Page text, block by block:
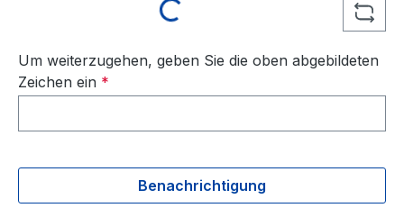
Loading...
Um weiterzugehen, geben Sie die oben abgebildeten
Zeichen ein *
Benachrichtigung